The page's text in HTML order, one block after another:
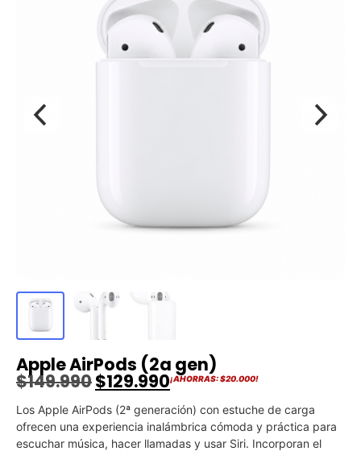
Apple AirPods (2a gen)
$149.990$129.990¡AHORRAS:$20.000!
Los Apple AirPods (2ª generación) con estuche de carga
ofrecen una experiencia inalámbrica cómoda y práctica para
escuchar música, hacer llamadas y usar Siri. Incorporan el